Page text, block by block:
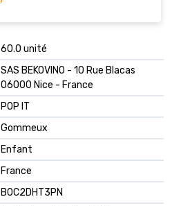
‎60.0 unité
‎SAS BEKOVINO - 10 Rue Blacas
06000 Nice - France
‎POP IT
‎Gommeux
‎Enfant
‎France
B0C2DHT3PN